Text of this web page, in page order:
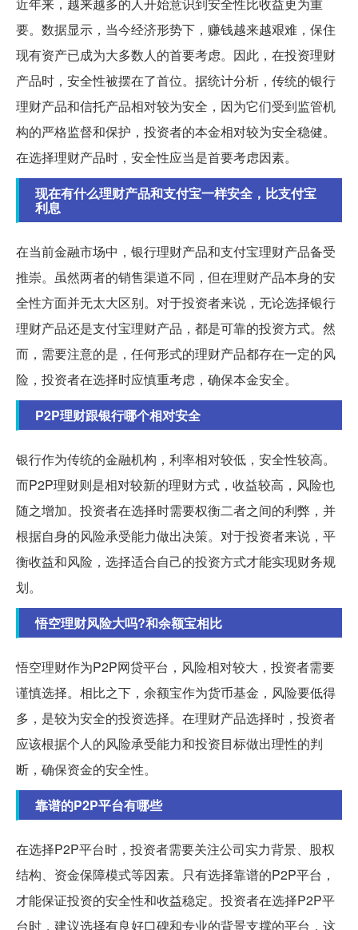
要。数据显示，当今经济形势下，赚钱越来越艰难，保住
现有资产已成为大多数人的首要考虑。因此，在投资理财
产品时，安全性被摆在了首位。据统计分析，传统的银行
理财产品和信托产品相对较为安全，因为它们受到监管机
构的严格监督和保护，投资者的本金相对较为安全稳健。
在选择理财产品时，安全性应当是首要考虑因素。
现在有什么理财产品和支付宝一样安全，比支付宝
利息
在当前金融市场中，银行理财产品和支付宝理财产品备受
推崇。虽然两者的销售渠道不同，但在理财产品本身的安
全性方面并无太大区别。对于投资者来说，无论选择银行
理财产品还是支付宝理财产品，都是可靠的投资方式。然
而，需要注意的是，任何形式的理财产品都存在一定的风
险，投资者在选择时应慎重考虑，确保本金安全。
P2P理财跟银行哪个相对安全
银行作为传统的金融机构，利率相对较低，安全性较高。
而P2P理财则是相对较新的理财方式，收益较高，风险也
随之增加。投资者在选择时需要权衡二者之间的利弊，并
根据自身的风险承受能力做出决策。对于投资者来说，平
衡收益和风险，选择适合自己的投资方式才能实现财务规
划。
悟空理财风险大吗?和余额宝相比
悟空理财作为P2P网贷平台，风险相对较大，投资者需要
谨慎选择。相比之下，余额宝作为货币基金，风险要低得
多，是较为安全的投资选择。在理财产品选择时，投资者
应该根据个人的风险承受能力和投资目标做出理性的判
断，确保资金的安全性。
靠谱的P2P平台有哪些
在选择P2P平台时，投资者需要关注公司实力背景、股权
结构、资金保障模式等因素。只有选择靠谱的P2P平台，
才能保证投资的安全性和收益稳定。投资者在选择P2P平
台时，建议选择有良好口碑和专业的背景支撑的平台，这